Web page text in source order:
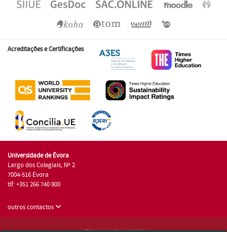
Acreditações e Certificações
Universidade de Évora
Largo dos Colegiais, Nº 2
7004-516 Évora
tlf: +351 266 740 800
outros contactos